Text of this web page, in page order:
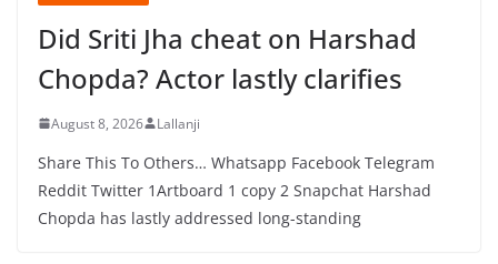
Did Sriti Jha cheat on Harshad
Chopda? Actor lastly clarifies
August 8, 2026 Lallanji
Share This To Others… Whatsapp Facebook Telegram
Reddit Twitter 1Artboard 1 copy 2 Snapchat Harshad
Chopda has lastly addressed long-standing